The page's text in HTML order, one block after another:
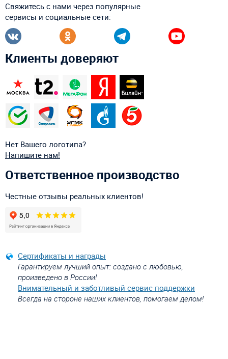
Свяжитесь с нами через популярные
сервисы и социальные сети:
Клиенты доверяют
Нет Вашего логотипа?
Напишите нам!
Ответственное производство
Честные отзывы реальных клиентов!
Сертификаты и награды
Гарантируем лучший опыт: создано с любовью,
произведено в России!
Внимательный и заботливый сервис поддержки
Всегда на стороне наших клиентов, помогаем делом!